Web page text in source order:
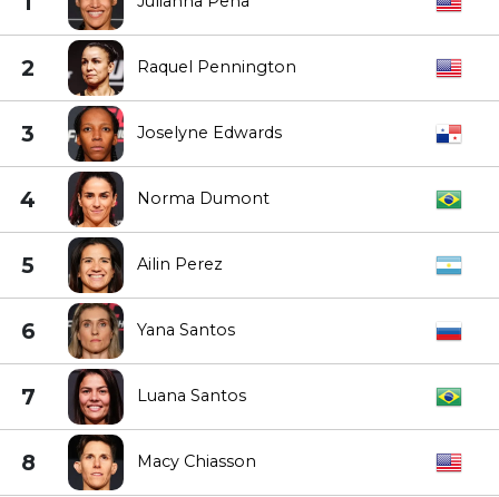
2 Raquel Pennington
3 Joselyne Edwards
4 Norma Dumont
5 Ailin Perez
6 Yana Santos
7 Luana Santos
8 Macy Chiasson